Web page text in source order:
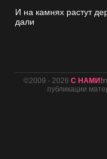
И на камнях растут
дали
©2009 - 2026С НАМИ!
публикации